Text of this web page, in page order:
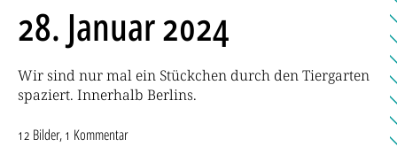
28. Januar 2024
Wir sind nur mal ein Stückchen durch den Tiergarten
spaziert. Innerhalb Berlins.
12 Bilder, 1 Kommentar